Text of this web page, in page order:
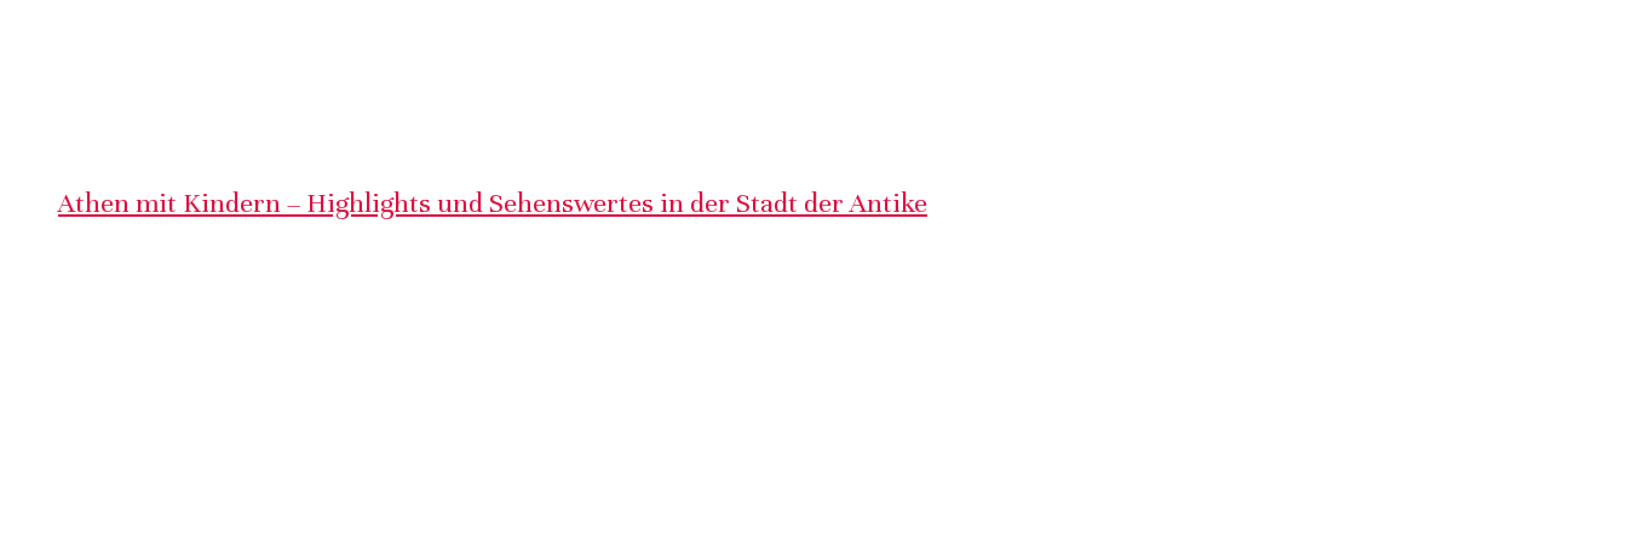
Athen mit Kindern – Highlights und Sehenswertes in der Stadt der Antike